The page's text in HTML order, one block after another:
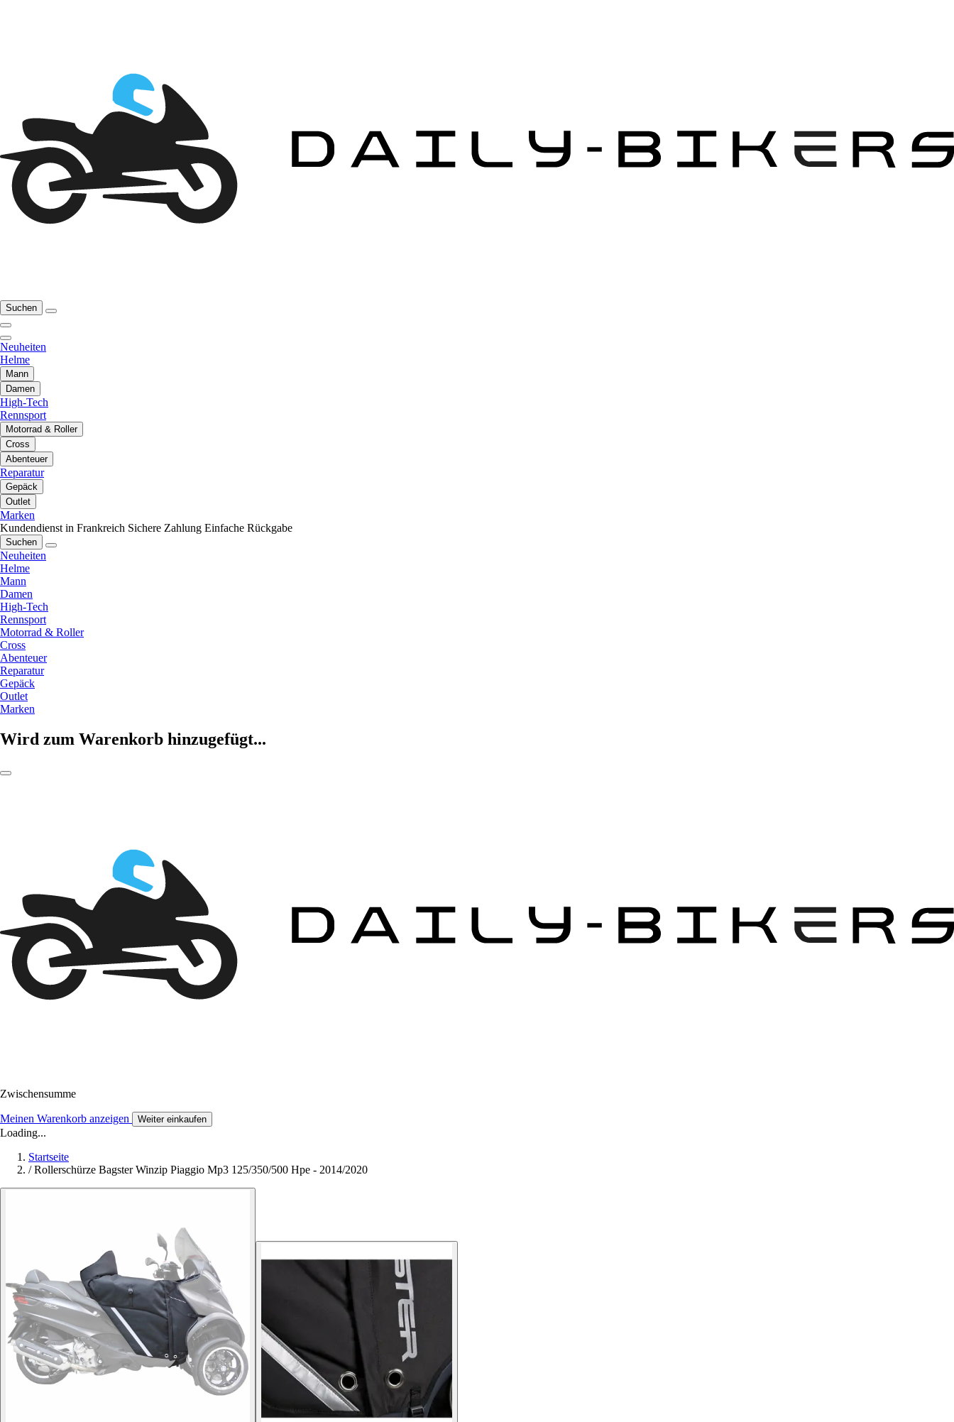
Suchen
Neuheiten
Helme
Mann
Damen
High-Tech
Rennsport
Motorrad & Roller
Cross
Abenteuer
Reparatur
Gepäck
Outlet
Marken
Kundendienst in Frankreich Sichere Zahlung Einfache Rückgabe
Suchen
Neuheiten
Helme
Mann
Damen
High-Tech
Rennsport
Motorrad & Roller
Cross
Abenteuer
Reparatur
Gepäck
Outlet
Marken
Wird zum Warenkorb hinzugefügt...
Zwischensumme
Meinen Warenkorb anzeigen Weiter einkaufen
Loading...
Startseite
/ Rollerschürze Bagster Winzip Piaggio Mp3 125/350/500 Hpe - 2014/2020